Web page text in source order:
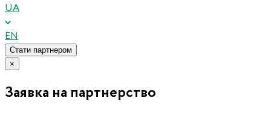
UA
EN
Стати партнером
×
Заявка на партнерство